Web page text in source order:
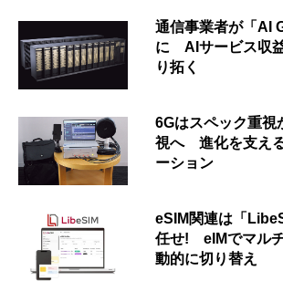
通信事業者が「AI
に AIサービス収
り拓く
6Gはスペック重視
視へ 進化を支え
ーション
eSIM関連は「
任せ! eIMでマル
動的に切り替え